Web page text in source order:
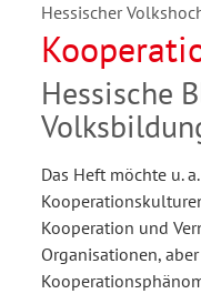
Hessischer
Hessische
Das Heft möchte u.
Kooperation und
Organisationen,